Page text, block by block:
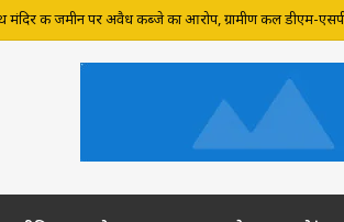
अवार्ड 2026 से सम्मानित हुए महेश प्रताप श्रीवास्तव